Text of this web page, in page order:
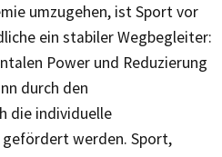
umzugehen, ist Sport vor
ein stabiler Wegbegleiter:
Power und Reduzierung
durch den
die individuelle
werden. Sport,